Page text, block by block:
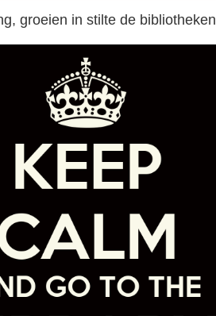
groeien in stilte de bibliotheken